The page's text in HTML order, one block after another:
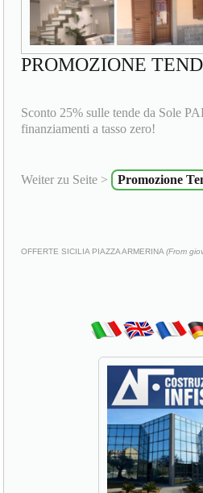
PROMOZIONE
Sconto 25% sulle tende da Sole
finanziamenti a tasso zero!
Weiter zu Seite > Promozione
OFFERTE SICILIA PIAZZA ARMERINA(From